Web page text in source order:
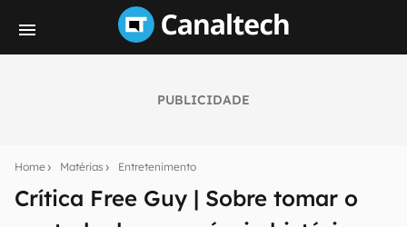
PUBLICIDADE
Home Matérias Entretenimento
Crítica Free Guy | Sobre tomar o
notícias e reviews sobre tecnologia em primeira
mão.